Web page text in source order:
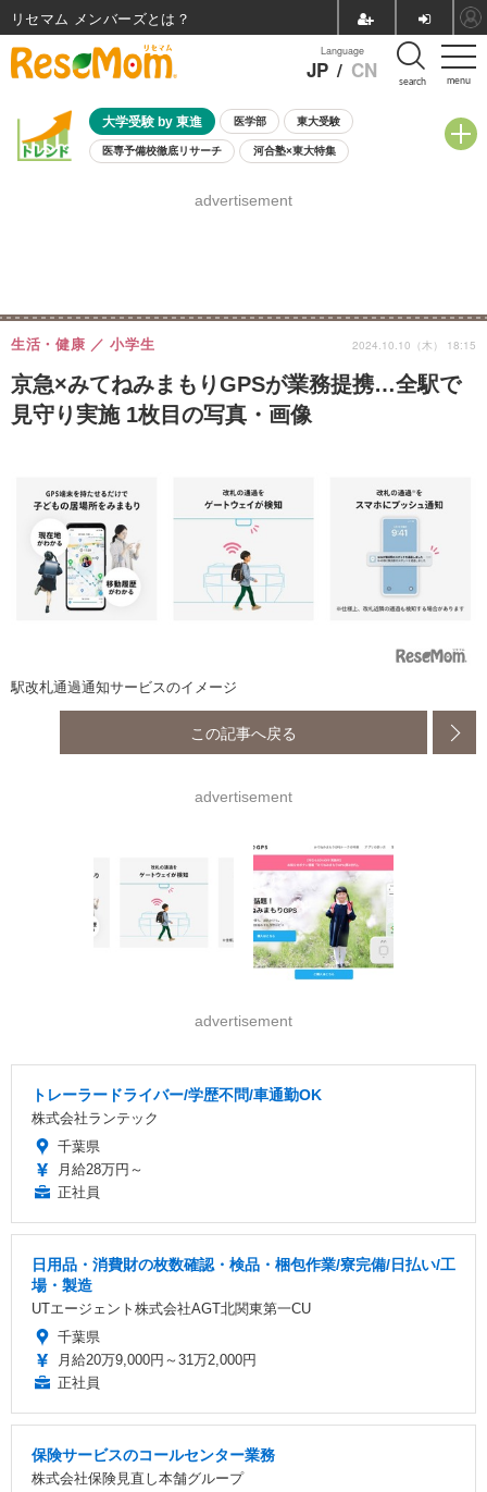
menu
Language
JP / CN search
大学受験 by 東進 医学部 東大受験
医専予備校徹底リサーチ 河合塾×東大特集
8月開催学校説明会・相談会
advertisement
京急×みてねみまもりGPSが業務提携…全駅で
見守り実施 1枚目の写真・画像
生活・健康 小学生 2024.10.10（木） 18:15
駅改札通過通知サービスのイメージ
この記事へ戻る
advertisement
advertisement
トレーラードライバー/学歴不問/車通勤OK
株式会社ランテック
千葉県
月給28万円～
正社員
日用品・消費財の枚数確認・検品・梱包作業/寮完備/日払い/工
場・製造
UTエージェント株式会社AGT北関東第一CU
千葉県
月給20万9,000円～31万2,000円
正社員
保険サービスのコールセンター業務
株式会社保険見直し本舗グループ
リセマム メンバーズ